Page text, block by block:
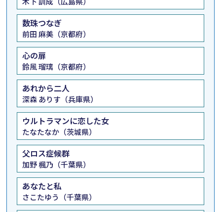
数珠つなぎ
前田 麻美（京都府）
心の扉
鈴風 瑠璃（京都府）
あれから二人
深森 ありす（兵庫県）
ウルトラマンに恋した女
たなたなか（茨城県）
父ロス症候群
加野 楓乃（千葉県）
あなたと私
さこたゆう（千葉県）